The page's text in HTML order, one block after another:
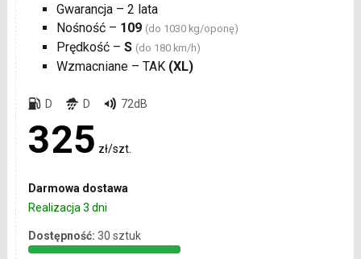
Gwarancja – 2 lata
Nośność – 109 (do 1030 kg/oponę)
Prędkość – S (do 180 km/h)
Wzmacniane – TAK (XL)
D D 72dB
325 zł/szt.
Darmowa dostawa
Realizacja 3 dni
Dostępność: 30 sztuk